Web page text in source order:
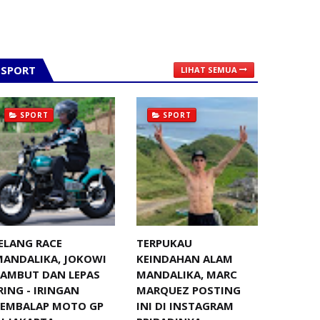
SPORT LIHAT SEMUA
SPORT
RACE
JOKOWI
DAN LEPAS
- IRINGAN
MOTO GP
SPORT
TERPUKAU
KEINDAHAN ALAM
MANDALIKA, MARC
MARQUEZ POSTING
INI DI INSTAGRAM